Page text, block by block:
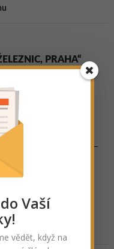
PRAHA“
To je naprostá
každého, kdo
A to království v noci –
Vaší
vědět, když na